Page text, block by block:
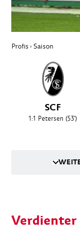
Profis › Saison
SCF
1:1 Petersen (53')
Verdienter